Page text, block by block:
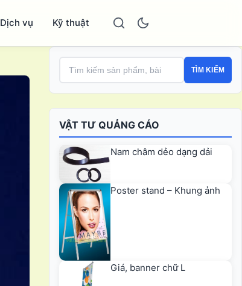
Dịch vụ Kỹ thuật
TÌM KIẾM
VẬT TƯ QUẢNG CÁO
Nam châm dẻo dạng dải
Poster stand – Khung ảnh
Giá, banner chữ L